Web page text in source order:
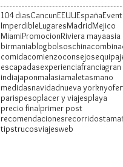
104 diasCancunEEUUEspaña
ImperdibleLugaresMadridMejico
MiamiPromocionRiviera mayaasia
birmaniablogbolsoschina
comidacomienzoconsejos
escapadasexperienciafranciagran
indiajaponmalasiamaletasmano
medidasnavidadnueva yorkny
parispesoplacer y viajesplaya
precio finalprimer post
recomendacionesrecorridos
tipstrucosviajesweb